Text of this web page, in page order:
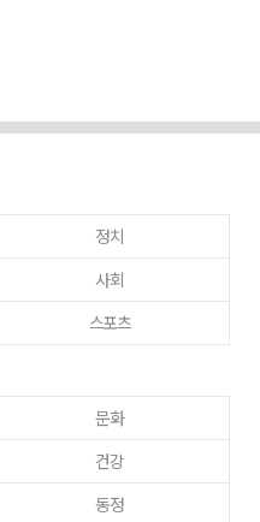
정치
사회
스포츠
문화
건강
동정